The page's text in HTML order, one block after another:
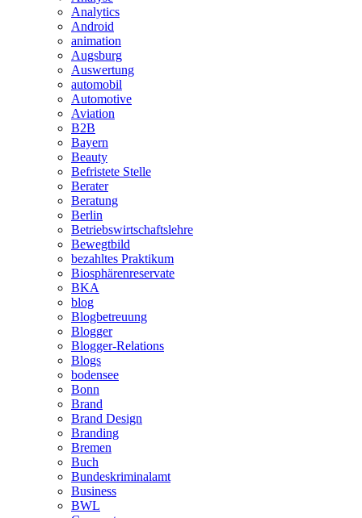
Analytics
Android
animation
Augsburg
Auswertung
automobil
Automotive
Aviation
B2B
Bayern
Beauty
Befristete Stelle
Berater
Beratung
Berlin
Betriebswirtschaftslehre
Bewegtbild
bezahltes Praktikum
Biosphärenreservate
BKA
blog
Blogbetreuung
Blogger
Blogger-Relations
Blogs
bodensee
Bonn
Brand
Brand Design
Branding
Bremen
Buch
Bundeskriminalamt
Business
BWL